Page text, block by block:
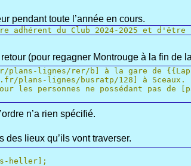
pendant toute l’année en cours.
du Club 2024-2025 et
(pour regagner Montrouge à la fin de
lignes/rer/b] à la gare de
plans-lignes/busratp/128] à Sceaux.
personnes ne possédant pas de
n’a rien spécifié.
des lieux qu’ils vont traverser.
heller];